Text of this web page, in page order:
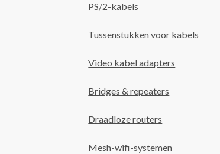
PS/2-kabels
Tussenstukken voor kabels
Video kabel adapters
Bridges & repeaters
Draadloze routers
Mesh-wifi-systemen